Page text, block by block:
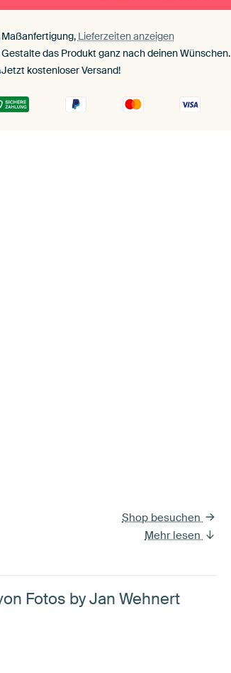
Maßanfertigung, Lieferzeiten anzeigen
Gestalte das Produkt ganz nach deinen Wünschen.
Jetzt kostenloser Versand!
Shop besuchen
Mehr lesen
Fotos by Jan Wehnert